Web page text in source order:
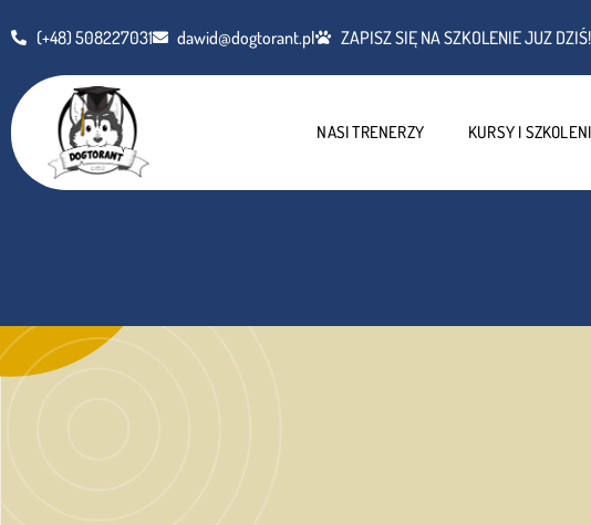
(+48) 508227031 dawid@dogtorant.pl ZAPISZ SIĘ NA SZKOLENIE JUZ DZIŚ!
NASI TRENERZY KURSY I